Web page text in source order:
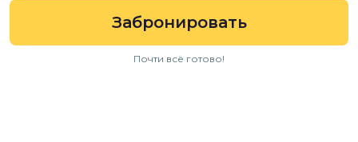
Забронировать
Почти всё готово!